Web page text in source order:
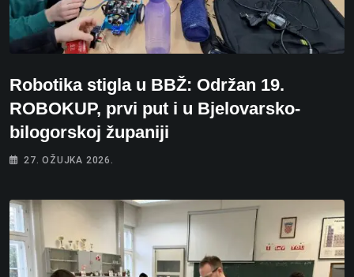
Robotika stigla u BBŽ: Održan 19.
ROBOKUP, prvi put i u Bjelovarsko-
bilogorskoj županiji
27. OŽUJKA 2026.